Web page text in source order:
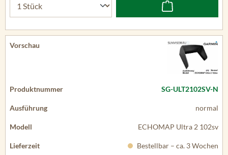
SG-ULT2102SV-N
normal
ECHOMAP Ultra 2 102sv
Bestellbar – ca. 3 Wochen